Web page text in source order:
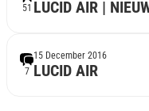
51 LUCID AIR |
7 LUCID AIR
15 December 2016